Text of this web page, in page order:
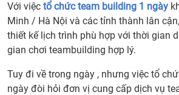
Với việc tổ chức team building 1 ngày
Minh / Hà Nội và các tỉnh thành lân
thiết kế lịch trình phù hợp với thời gian
gian chơi teambuilding hợp lý.
Tuy đi về trong ngày , nhưng việc tổ
ngày đòi hỏi đơn vị cung cấp dịch vụ